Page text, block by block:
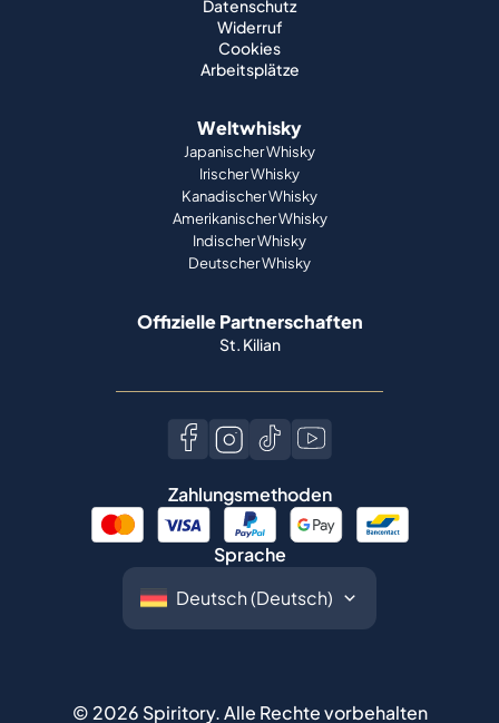
Datenschutz
Widerruf
Cookies
Arbeitsplätze
Weltwhisky
Japanischer Whisky
Irischer Whisky
Kanadischer Whisky
Amerikanischer Whisky
Indischer Whisky
Deutscher Whisky
Offizielle Partnerschaften
St. Kilian
Zahlungsmethoden
Sprache
© 2026 Spiritory.Alle Rechte vorbehalten